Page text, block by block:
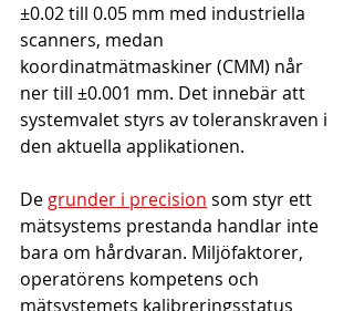
±0.02 till 0.05 mm med industriella
scanners, medan
koordinatmätmaskiner (CMM) når
ner till ±0.001 mm. Det innebär att
systemvalet styrs av toleranskraven i
den aktuella applikationen.
De grunder i precision som styr ett
mätsystems prestanda handlar inte
bara om hårdvaran. Miljöfaktorer,
operatörens kompetens och
mätsystemets kalibreringsstatus